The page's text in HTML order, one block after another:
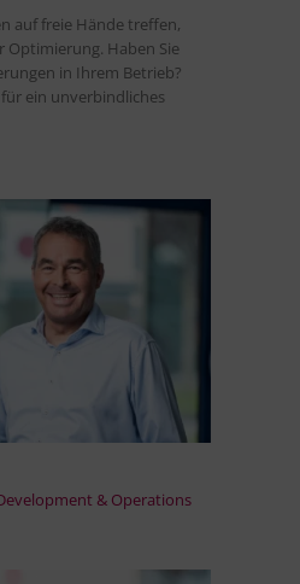
auf freie Hände treffen,
Haben Sie
in Ihrem Betrieb?
ein unverbindliches
& Operations